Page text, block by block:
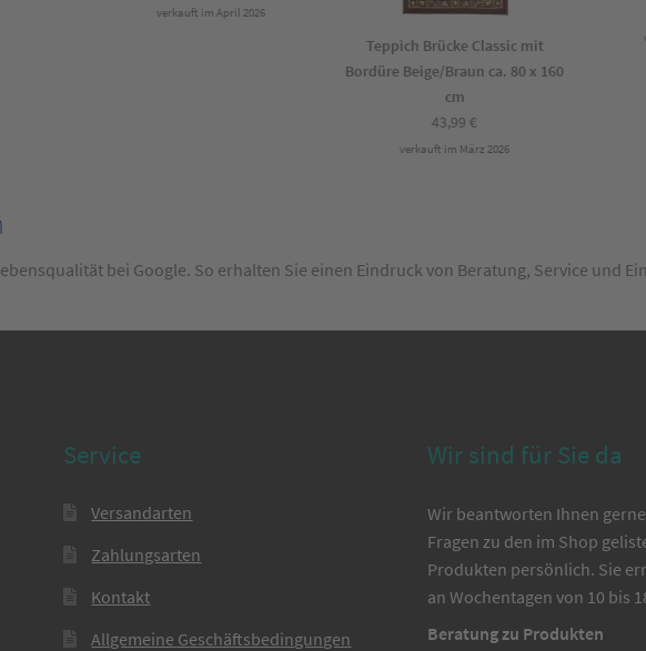
verkauft im April 2026
Teppich Brücke Classic mit
Bordüre Beige/Braun ca. 80 x 160
cm
43,99€
verkauft im März 2026
bei Google. So erhalten Sie einen Eindruck von Beratung, Service und
Service
Versandarten
Zahlungsarten
Kontakt
Allgemeine Geschäftsbedingungen
Wir sind für Sie da
Wir beantworten Ihnen
Fragen zu den im Shop
Produkten persönlich. Sie
an Wochentagen von 10 bis
Beratung zu Produkten